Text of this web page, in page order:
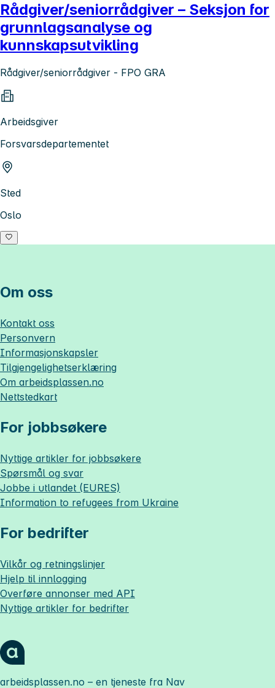
Rådgiver/seniorrådgiver – Seksjon for
grunnlagsanalyse og
kunnskapsutvikling
Rådgiver/seniorrådgiver - FPO GRA
Arbeidsgiver
Forsvarsdepartementet
Sted
Oslo
Om oss
Kontakt oss
Personvern
Informasjonskapsler
Tilgjengelighetserklæring
Om arbeidsplassen.no
Nettstedkart
For jobbsøkere
Nyttige artikler for jobbsøkere
Spørsmål og svar
Jobbe i utlandet (EURES)
Information to refugees from Ukraine
For bedrifter
Vilkår og retningslinjer
Hjelp til innlogging
Overføre annonser med API
Nyttige artikler for bedrifter
arbeidsplassen.no – en tjeneste fra Nav